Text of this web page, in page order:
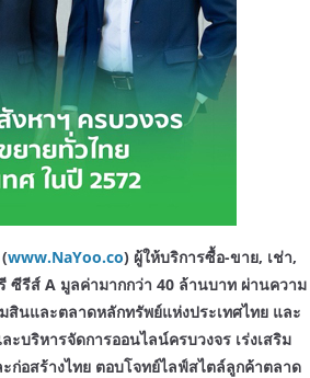
www.NaYoo.co) ผู้ให้บริการซื้อ-ขาย, เช่า,
ซีรีส์ A มูลค่ามากกว่า 40 ล้านบาท ผ่านความ
นและตลาดหลักทรัพย์แห่งประเทศไทย และ
บริหารจัดการออนไลน์ครบวงจร เร่งเสริม
ก่อสร้างไทย ตอบโจทย์ไลฟ์สไตล์ลูกค้าตลาด